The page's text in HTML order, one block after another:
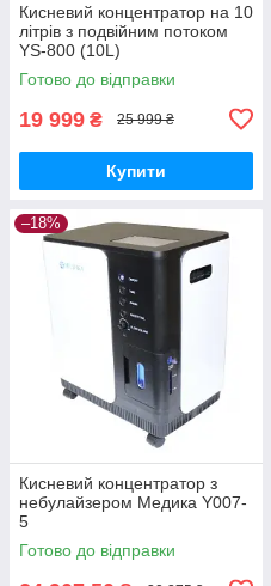
Кисневий концентратор на 10
літрів з подвійним потоком
YS-800 (10L)
Готово до відправки
19 999 ₴ 25 999 ₴
Купити
–18%
Кисневий концентратор з
небулайзером Медика Y007-
5
Готово до відправки